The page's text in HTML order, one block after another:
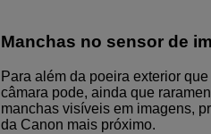
Manchas no sensor de
Para além da poeira exterior
câmara pode, ainda que
manchas visíveis em imagens,
da Canon mais próximo.